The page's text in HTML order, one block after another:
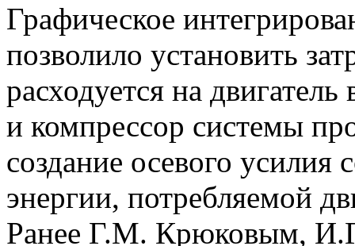
Графическое
позволило установить
расходуется на
и компрессор системы
создание осевого усилия
энергии, потребляемой
Ранее Г.М. Крюковым,